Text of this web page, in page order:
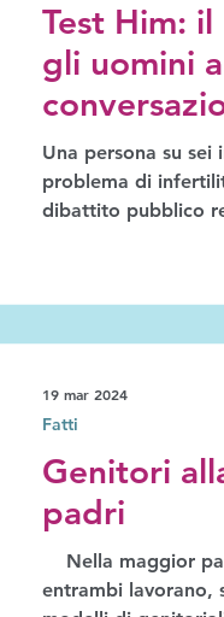
Test Him:
gli uomini
Una persona su
problema di
dibattito pubblico
Genitori
padri
Nella maggior
entrambi lavorano,
Fatti
19 mar 2024